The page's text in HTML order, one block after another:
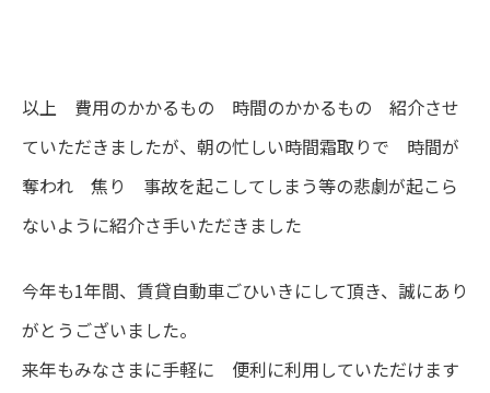
以上 費用のかかるもの 時間のかかるもの 紹介させ
ていただきましたが、朝の忙しい時間霜取りで 時間が
奪われ 焦り 事故を起こしてしまう等の悲劇が起こら
ないように紹介さ手いただきました
今年も1年間、賃貸自動車ごひいきにして頂き、誠にあり
がとうございました。
来年もみなさまに手軽に 便利に利用していただけます